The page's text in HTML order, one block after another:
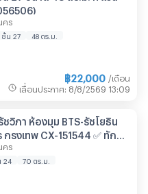
คร
ชั้น 27 48 ตร.ม.
฿22,000 /เดือน
เลื่อนประกาศ : 8/8/2569 13:09
กรุงเทพ CX-151544 ✅ ทัก
ตอบทันที ทีมงานมือ
คร
24 70 ตร.ม.